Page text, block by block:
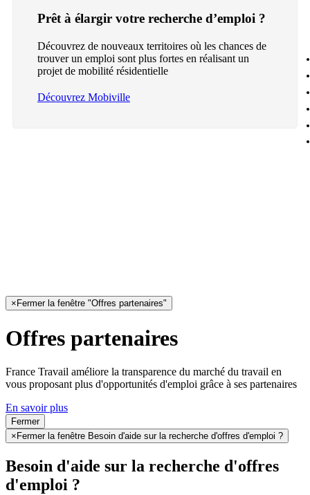
Prêt à élargir votre recherche d’emploi ?
Découvrez de nouveaux territoires où les chances de
trouver un emploi sont plus fortes en réalisant un
projet de mobilité résidentielle
Découvrez Mobiville
× Fermer la fenêtre "Offres partenaires"
Offres partenaires
France Travail améliore la transparence du marché du travail en
vous proposant plus d'opportunités d'emploi grâce à ses partenaires
En savoir plus
Fermer
× Fermer la fenêtre Besoin d'aide sur la recherche d'offres d'emploi ?
Besoin d'aide sur la recherche d'offres
d'emploi ?